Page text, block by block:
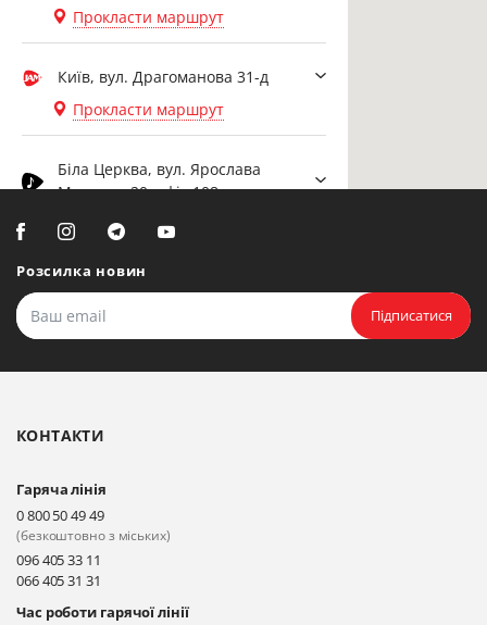
Прокласти маршрут
Київ, вул. Драгоманова 31-д
Прокласти маршрут
Біла Церква, вул. Ярослава
Мудрого, 20, офіс 108
Прокласти маршрут
Олександрійський, 82 (вул.
Розсилка новин
Підписатися
КОНТАКТИ
Гаряча лінія
0 800 50 49 49
(безкоштовно з міських)
096 405 33 11
066 405 31 31
Час роботи гарячої лінії